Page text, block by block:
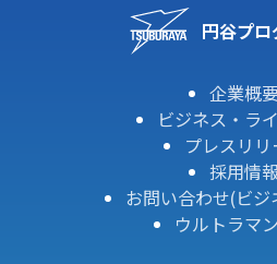
円谷プ
企業概
ビジネス・ラ
プレスリリ
採用情報
お問い合わせ(ビ
ウルトラマ